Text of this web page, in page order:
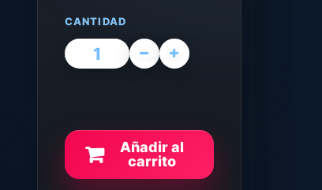
CANTIDAD
Añadir al
carrito